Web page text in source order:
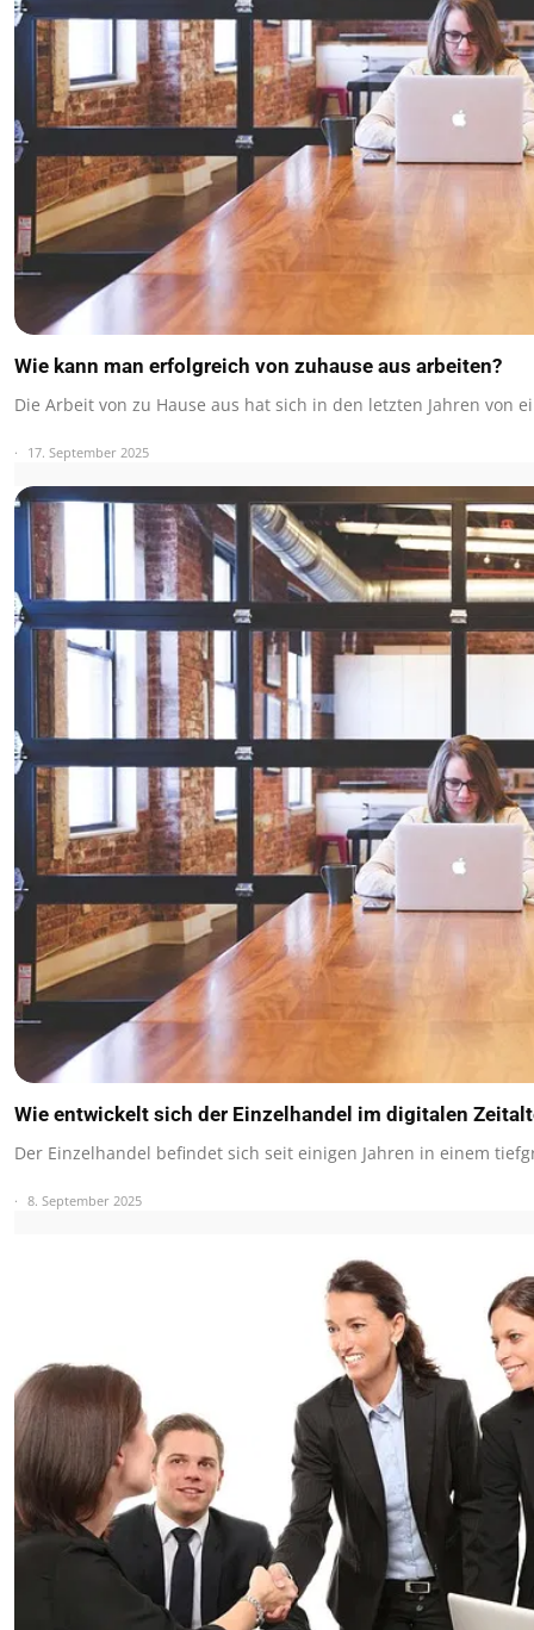
Wie kann man erfolgreich von zuhause aus arbeiten?
Die Arbeit von zu Hause aus hat sich in den letzten Jahren von
17. September 2025
Wie entwickelt sich der Einzelhandel im digitalen
Der Einzelhandel befindet sich seit einigen Jahren in einem
8. September 2025